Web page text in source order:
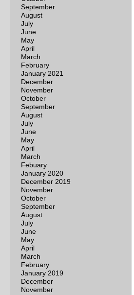
September
August
July
June
May
April
March
February
January 2021
December
November
October
September
August
July
June
May
April
March
Febuary
January 2020
December 2019
November
October
September
August
July
June
May
April
March
February
January 2019
December
November